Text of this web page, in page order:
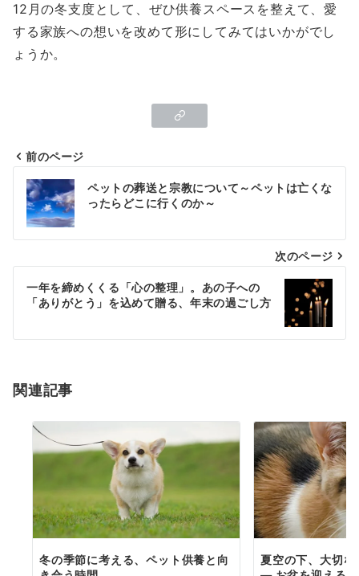
12月の冬支度として、ぜひ供養スペースを整えて、愛
する家族への想いを改めて形にしてみてはいかがでし
ょうか。
投
稿
ナ
ビ
ゲ
シ
ン
前のページ
ペットの葬送と宗教について～ペットは亡くな
ったらどこに行くのか～
次のページ
一年を締めくくる「心の整理」。あの子への
「ありがとう」を込めて贈る、年末の過ごし方
関連記事
冬の季節に考える、ペット供養と向
夏空の下、大切